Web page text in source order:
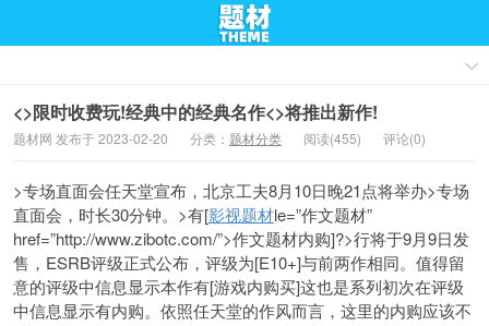
<>限时收费玩!经典中的经典名作<>将推出新作!
题材网 发布于 2023-02-20 分类： 题材分类 阅读(455) 评论(0)
>专场直面会任天堂宣布，北京工夫8月10日晚21点将举办>专场
直面会，时长30分钟。>有[影视题材le=”作文题材”
href=”http://www.zibotc.com/”>作文题材内购]?>行将于9月9日发
售，ESRB评级正式公布，评级为[E10+]与前两作相同。值得留
意的评级中信息显示本作有[游戏内购买]这也是系列初次在评级
中信息显示有内购。依照任天堂的作风而言，这里的内购应该不